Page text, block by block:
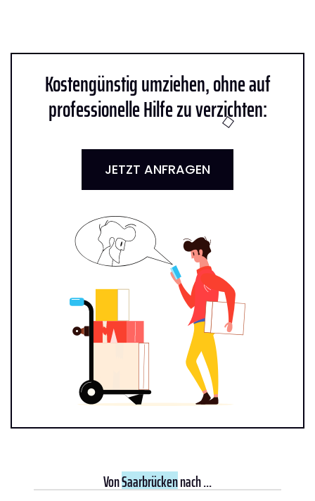
Kostengünstig umziehen, ohne auf
professionelle Hilfe zu verzichten:
JETZT ANFRAGEN
VonSaarbrückennach ...